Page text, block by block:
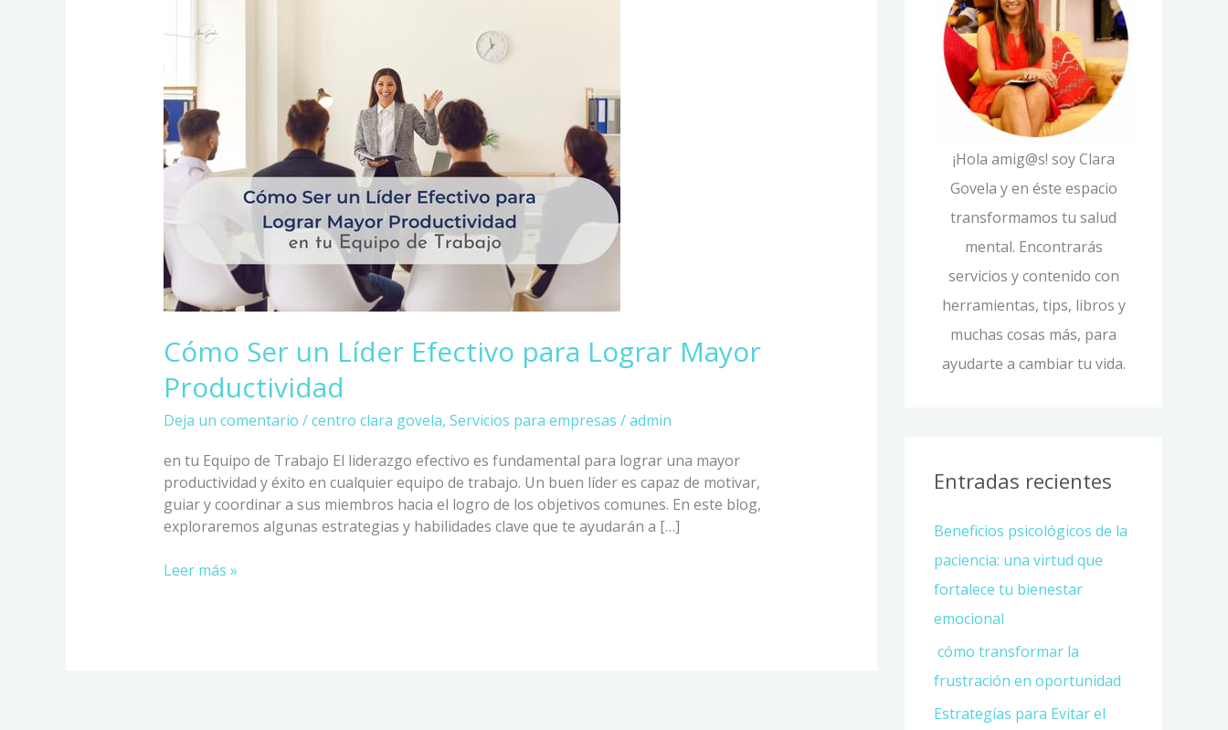
Cómo Ser un Líder Efectivo para Lograr Mayor
Productividad
Deja un comentario /centro clara govela, Servicios para empresas /admin
en tu Equipo de Trabajo El liderazgo efectivo es fundamental para lograr una mayor
productividad y éxito en cualquier equipo de trabajo. Un buen líder es capaz de motivar,
guiar y coordinar a sus miembros hacia el logro de los objetivos comunes. En este blog,
exploraremos algunas estrategias y habilidades clave que te ayudarán a […]
para
Lograr
Mayor
Productividad
Leer más »
¡Hola amig@s! soy Clara
Govela y en éste espacio
transformamos tu salud
mental. Encontrarás
servicios y contenido con
herramientas, tips, libros y
muchas cosas más, para
ayudarte a cambiar tu vida.
Entradas recientes
Beneficios psicológicos de la
paciencia: una virtud que
fortalece tu bienestar
emocional
cómo transformar la
frustración en oportunidad
Estrategías para Evitar el